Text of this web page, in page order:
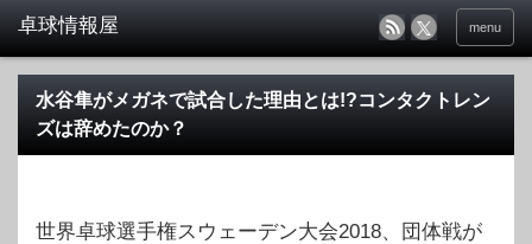
menu
水谷隼がメガネで試合した理由とは!?コンタクトレン
ズは辞めたのか？
世界卓球選手権スウェーデン大会2018、団体戦が